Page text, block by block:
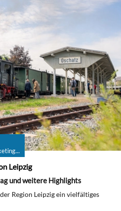
Leipzig
und weitere Highlights
Region Leipzig ein vielfältiges